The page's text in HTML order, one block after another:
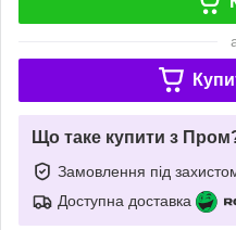
Що таке купити з
Замовлення під
Доступна доставка